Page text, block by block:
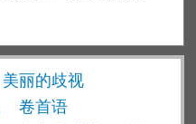
美丽的歧视
卷首语